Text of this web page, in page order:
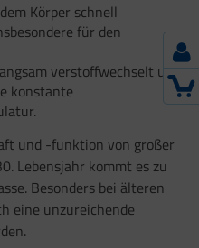
Körper schnell
für den
verstoffwechselt und
konstante
und -funktion von großer
Lebensjahr kommt es zu
Besonders bei älteren
eine unzureichende